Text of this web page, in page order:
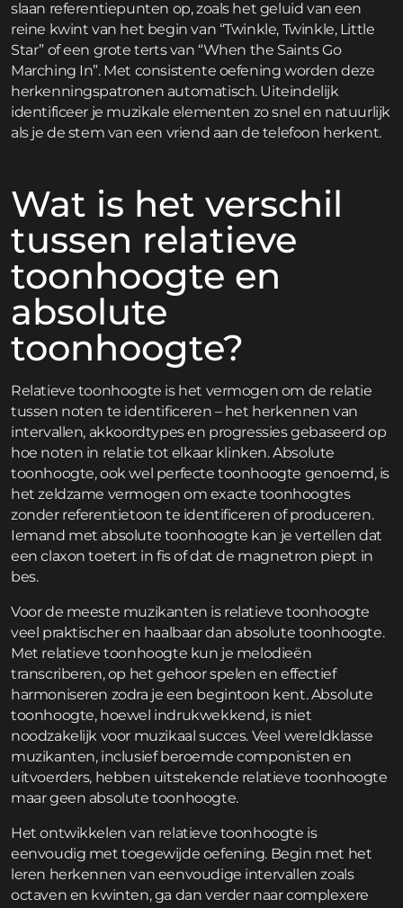
slaan referentiepunten op, zoals het geluid van een
reine kwint van het begin van “Twinkle, Twinkle, Little
Star” of een grote terts van “When the Saints Go
Marching In”. Met consistente oefening worden deze
herkenningspatronen automatisch. Uiteindelijk
identificeer je muzikale elementen zo snel en natuurlijk
als je de stem van een vriend aan de telefoon herkent.
Wat is het verschil
tussen relatieve
toonhoogte en
absolute
toonhoogte?
Relatieve toonhoogte is het vermogen om de relatie
tussen noten te identificeren – het herkennen van
intervallen, akkoordtypes en progressies gebaseerd op
hoe noten in relatie tot elkaar klinken. Absolute
toonhoogte, ook wel perfecte toonhoogte genoemd, is
het zeldzame vermogen om exacte toonhoogtes
zonder referentietoon te identificeren of produceren.
Iemand met absolute toonhoogte kan je vertellen dat
een claxon toetert in fis of dat de magnetron piept in
bes.
Voor de meeste muzikanten is relatieve toonhoogte
veel praktischer en haalbaar dan absolute toonhoogte.
Met relatieve toonhoogte kun je melodieën
transcriberen, op het gehoor spelen en effectief
harmoniseren zodra je een begintoon kent. Absolute
toonhoogte, hoewel indrukwekkend, is niet
noodzakelijk voor muzikaal succes. Veel wereldklasse
muzikanten, inclusief beroemde componisten en
uitvoerders, hebben uitstekende relatieve toonhoogte
maar geen absolute toonhoogte.
Het ontwikkelen van relatieve toonhoogte is
eenvoudig met toegewijde oefening. Begin met het
leren herkennen van eenvoudige intervallen zoals
octaven en kwinten, ga dan verder naar complexere